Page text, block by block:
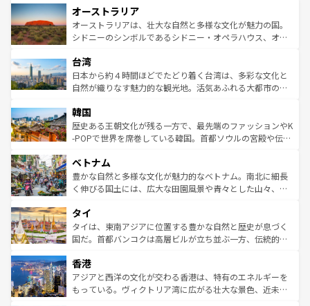
部のニューオーリンズでは、音楽と美食が融合した独特の
文化が魅力。旅行者はアメリカの各地域で異なる魅力を楽
しみながら、その多様性と豊かな歴史を感じることができ
ならではの贅沢な旅のスタイルだ。 なお、新着のアメリカ
情報はコンテンツ一覧を参照してほしい。
ワイ島は見逃せない。また、定番の観光地といえばオアフ
島だが、静かな自然を求めるならマウイ島やカウアイ島が
おすすめ。エメラルドグリーンに輝く海をはじめ、豊かな
れるおもてなしの心で訪れる人々を迎えてくれるハワイの
人々、おいしいローカルフードやハワイアンミュージッ
ク、伝統的なフラダンスなど、すべてがハワイの魅力を彩
ワイを、存分に味わってほしい。 なお、新着のハワイ情報
はコンテンツ一覧を参照してほしい。
オーストラリア
オーストラリアは、壮大な自然と多様な文化が魅力の国。
シドニーのシンボルであるシドニー・オペラハウス、オー
リアリーフや大陸中央部にそびえるウルル（エアーズロッ
ク）、タスマニアの美しい原生林やケアンズの熱帯雨林な
ど、見どころがたくさん。また、カフェやワイン、オージ
いる。アクティビティも充実しており、サーフィンやダイ
ビング、ハイキングなど、アウトドア好きにはたまらな
い。オーストラリアの多彩な魅力を存分に味わいつくそ
参照してほしい。
台湾
日本から約４時間ほどでたどり着く台湾は、多彩な文化と
自然が織りなす魅力的な観光地。活気あふれる大都市の台
ン）、静ひつな山岳地帯である台湾東部など、都市の喧騒
と山間の静けさが共存しており、訪れる人に新しい発見と
驚きをもたらしてくれる。また、奥深い台湾の食文化も魅
容にもいいと評判のスイーツなど、バラエティ豊かな料理
が味わえる。 なお、新着の台湾情報は コンテンツ一覧を参
照してほしい。
韓国
歴史ある王朝文化が残る一方で、最先端のファッションやK
-POPで世界を席巻している韓国。首都ソウルの宮殿や伝統
き、地方に足を延ばせば四季折々の自然美を楽しむことが
できる。そして、キムチや焼肉、絶品のストリートフード
まで、さまざまな韓国料理が待っている。夜には、韓国な
リティに包まれながら、韓国の多彩な魅力を心ゆくまで味
わってみてほしい。 なお、新着の韓国情報はコンテンツ一
覧を参照してほしい。
ベトナム
豊かな自然と多様な文化が魅力的なベトナム。南北に細長
く伸びる国土には、広大な田園風景や青々とした山々、世
急速な発展と共に伝統が息づく。ハノイの古い町並みやホ
ーチミン市のフランス統治時代の建物も、独特の雰囲気を
醸し出している。また、バラエティの豊かさとおいしさで
とつ。フォーやバインミー、ベトナムコーヒーなどは、ぜ
ひ現地で味わいたい。どの地域を訪れてもあたたかい人々
が旅行者を迎えてくれるので、きっと忘れられない旅にな
タイ
タイは、東南アジアに位置する豊かな自然と歴史が息づく
国だ。首都バンコクは高層ビルが立ち並ぶ一方、伝統的な
の活気が交差している。北部ではチェンマイなどの山岳地
帯で自然と触れ合い、南部ではプーケットやクラビの美し
いビーチでリゾート気分を楽しむことができる。タイ料理
香港
アジアと西洋の文化が交わる香港は、特有のエネルギーを
もっている。ヴィクトリア湾に広がる壮大な景色、近未来